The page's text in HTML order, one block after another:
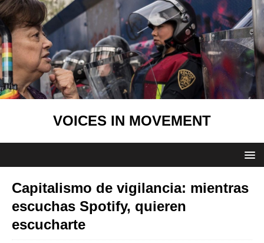
VOICES IN MOVEMENT
Capitalismo de vigilancia: mientras
escuchas Spotify, quieren
escucharte